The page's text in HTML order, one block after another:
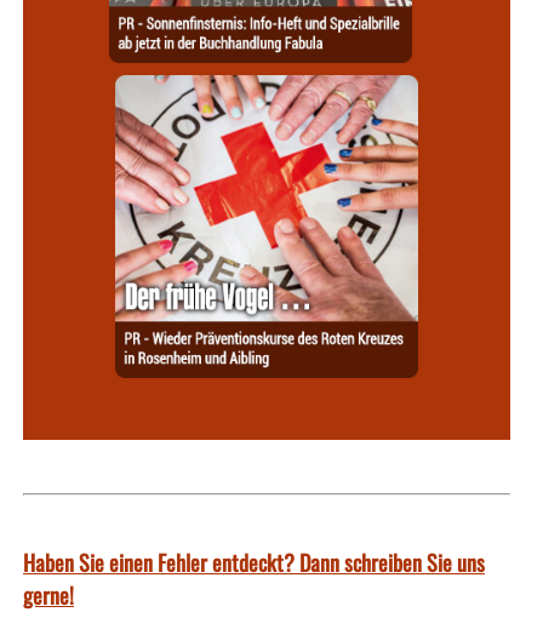
Haben Sie einen Fehler entdeckt? Dann schreiben Sie uns
gerne!